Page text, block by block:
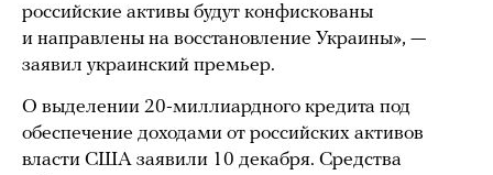
российские активы будут конфискованы
и направлены на восстановление Украины», —
заявил украинский премьер.
О выделении 20-миллиардного кредита под
обеспечение доходами от российских активов
власти США заявили 10 декабря. Средства